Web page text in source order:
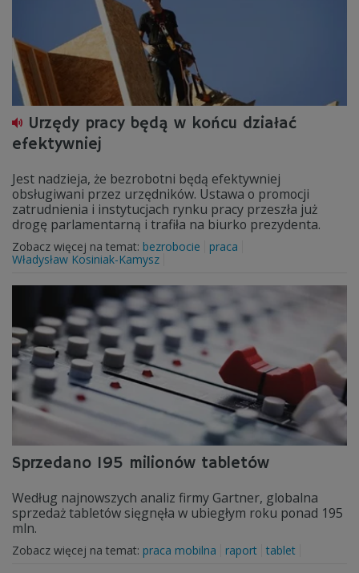
Urzędy pracy będą w końcu działać
efektywniej
Jest nadzieja, że bezrobotni będą efektywniej
obsługiwani przez urzędników. Ustawa o promocji
zatrudnienia i instytucjach rynku pracy przeszła już
drogę parlamentarną i trafiła na biurko prezydenta.
Zobacz więcej na temat: bezrobocie
praca
Władysław Kosiniak-Kamysz
Sprzedano 195 milionów tabletów
Według najnowszych analiz firmy Gartner, globalna
sprzedaż tabletów sięgnęła w ubiegłym roku ponad 195
mln.
Zobacz więcej na temat: praca mobilna raport tablet